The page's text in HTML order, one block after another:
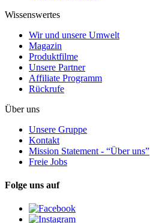
Wissenswertes
Wir und unsere Umwelt
Magazin
Produktfilme
Unsere Partner
Affiliate Programm
Rückrufe
Über uns
Unsere Gruppe
Kontakt
Mission Statement - “Über uns”
Freie Jobs
Folge uns auf